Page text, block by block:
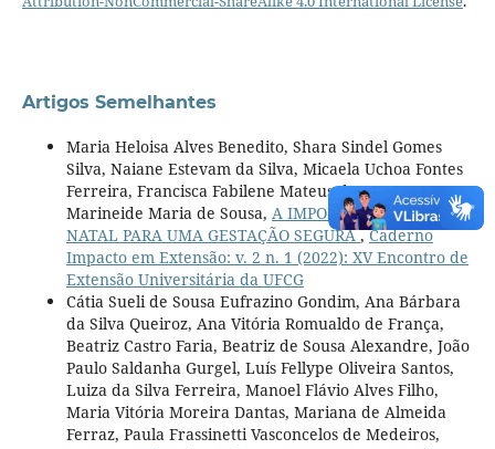
Artigos Semelhantes
Maria Heloisa Alves Benedito, Shara Sindel Gomes
Silva, Naiane Estevam da Silva, Micaela Uchoa Fontes
Ferreira, Francisca Fabilene Mateus de Sousa,
Marineide Maria de Sousa, A IMPORTÂNCIA DO PRÉ-
NATAL PARA UMA GESTAÇÃO SEGURA,Caderno
Impacto em Extensão: v. 2 n. 1 (2022): XV Encontro de
Extensão Universitária da UFCG
Cátia Sueli de Sousa Eufrazino Gondim, Ana Bárbara
da Silva Queiroz, Ana Vitória Romualdo de França,
Beatriz Castro Faria, Beatriz de Sousa Alexandre, João
Paulo Saldanha Gurgel, Luís Fellype Oliveira Santos,
Luiza da Silva Ferreira, Manoel Flávio Alves Filho,
Maria Vitória Moreira Dantas, Mariana de Almeida
Ferraz, Paula Frassinetti Vasconcelos de Medeiros,